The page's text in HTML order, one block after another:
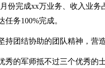
份完成xx万业务、收入业
任务100%完成。
持团结协助的团队精神，营
秀的军师抵不过三个优秀的